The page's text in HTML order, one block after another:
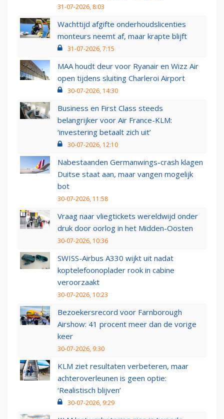
31-07-2026, 8:03
Wachttijd afgifte onderhoudslicenties
monteurs neemt af, maar krapte blijft
31-07-2026, 7:15
MAA houdt deur voor Ryanair en Wizz Air
open tijdens sluiting Charleroi Airport
30-07-2026, 14:30
Business en First Class steeds
belangrijker voor Air France-KLM:
‘investering betaalt zich uit’
30-07-2026, 12:10
Nabestaanden Germanwings-crash klagen
Duitse staat aan, maar vangen mogelijk
bot
30-07-2026, 11:58
Vraag naar vliegtickets wereldwijd onder
druk door oorlog in het Midden-Oosten
30-07-2026, 10:36
SWISS-Airbus A330 wijkt uit nadat
koptelefoonoplader rook in cabine
veroorzaakt
30-07-2026, 10:23
Bezoekersrecord voor Farnborough
Airshow: 41 procent meer dan de vorige
keer
30-07-2026, 9:30
KLM ziet resultaten verbeteren, maar
achteroverleunen is geen optie:
‘Realistisch blijven’
30-07-2026, 9:29